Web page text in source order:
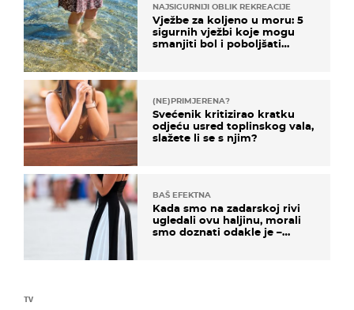
TV
NAJSIGURNIJI OBLIK REKREACIJE
Vježbe za koljeno u moru: 5
sigurnih vježbi koje mogu
smanjiti bol i poboljšati
(NE)PRIMJERENA?
Svećenik kritizirao kratku
odjeću usred toplinskog vala,
slažete li se s njim?
BAŠ EFEKTNA
Kada smo na zadarskoj rivi
ugledali ovu haljinu, morali
smo doznati odakle je –